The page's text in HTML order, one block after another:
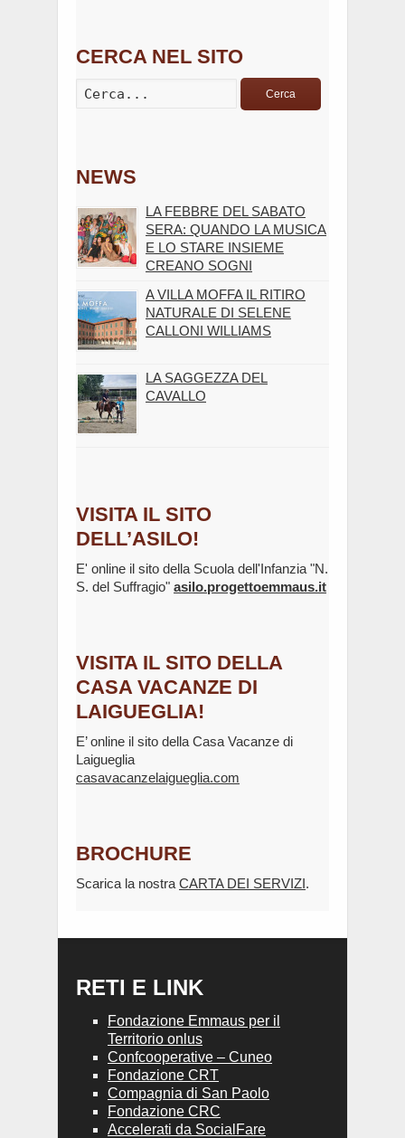
CERCA NEL SITO
Cerca
NEWS
LA FEBBRE DEL SABATO
SERA: QUANDO LA MUSICA
E LO STARE INSIEME
CREANO SOGNI
A VILLA MOFFA IL RITIRO
NATURALE DI SELENE
CALLONI WILLIAMS
LA SAGGEZZA DEL
CAVALLO
VISITA IL SITO
DELL’ASILO!
E' online il sito della Scuola dell'Infanzia "N.
S. del Suffragio" asilo.progettoemmaus.it
VISITA IL SITO DELLA
CASA VACANZE DI
LAIGUEGLIA!
E’ online il sito della Casa Vacanze di
Laigueglia
casavacanzelaigueglia.com
BROCHURE
Scarica la nostra CARTA DEI SERVIZI.
RETI E LINK
Fondazione Emmaus per il
Territorio onlus
Confcooperative – Cuneo
Fondazione CRT
Compagnia di San Paolo
Fondazione CRC
Accelerati da SocialFare